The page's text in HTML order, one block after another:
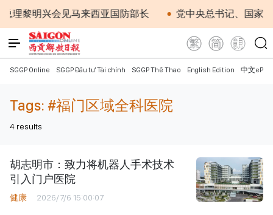
理黎明兴会见马来西亚国防部长 党中央总书记、国家主
SGGP Online SGGP Đầu tư Tài chính SGGP Thể Thao English Edition 中文
Tags: #福门区域全科医院
4 results
胡志明市：致力将机器人手术技术
引入门户医院
健康 2026/7/6 15:00:07